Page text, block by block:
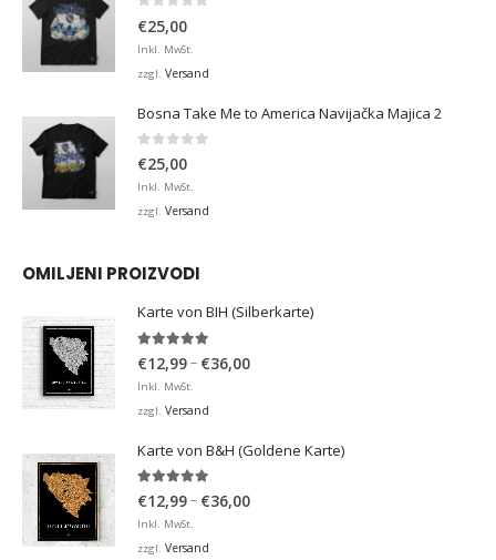
€25,00
Inkl. MwSt.
zzgl. Versand
Bosna Take Me to America Navijačka Majica 2
0 von 5
€25,00
Inkl. MwSt.
zzgl. Versand
OMILJENI PROIZVODI
Karte von BIH (Silberkarte)
€12,99– €36,00Preisspanne:
Inkl. MwSt.
zzgl. Versand
Karte von B&H (Goldene Karte)
4.98von 5
€12,99– €36,00Preisspanne:
Inkl. MwSt.
zzgl. Versand